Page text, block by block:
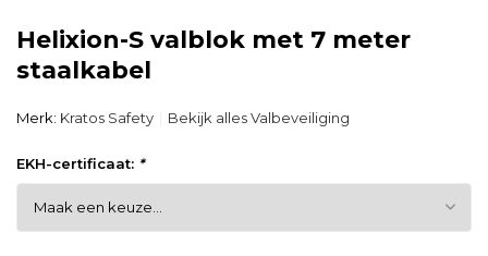
Helixion-S valblok met 7 meter
staalkabel
Merk: Kratos Safety Bekijk alles Valbeveiliging
EKH-certificaat: *